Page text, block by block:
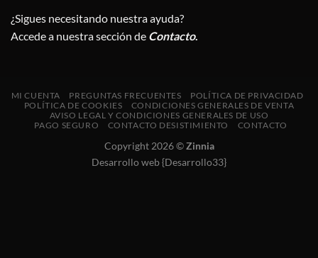
¿Sigues necesitando nuestra ayuda?
Accede a nuestra sección de Contacto.
MI CUENTA PREGUNTAS FRECUENTES
POLÍTICA DE PRIVACIDAD
POLÍTICA DE COOKIES
CONDICIONES GENERALES DE VENTA
AVISO LEGAL Y CONDICIONES GENERALES DE USO
PAGO SEGURO
CONTACTO DESISTIMIENTO CONTACTO
Copyright 2026 ©Zinnia
Desarrollo web {Desarrollo33}